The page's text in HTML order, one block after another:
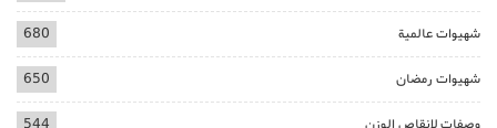
شهيوات عالمية 680
شهيوات رمضان 650